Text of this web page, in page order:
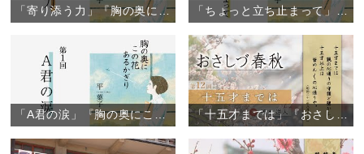
「寄り添う力」『胸の奥にこの花あるかぎり』（3） 「ちょっと立ち止まって」『胸の奥にこの花あるかぎり』（2）
「A君の涙」『胸の奥にこの花あるかぎり』（1） 「十五才までは」『おさしづ春秋』（12）